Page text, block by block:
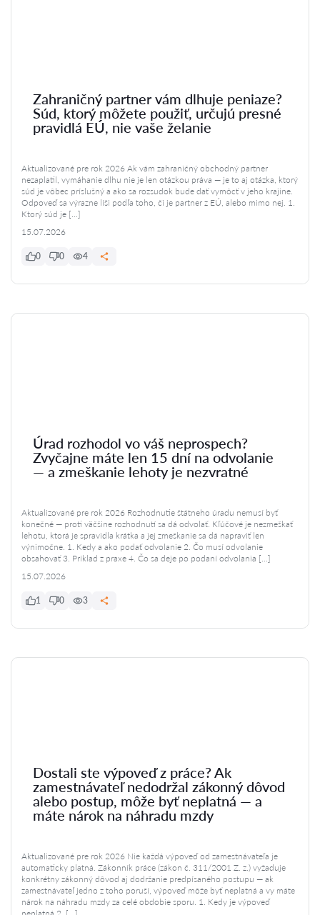
Zahraničný partner vám dlhuje peniaze?
Súd, ktorý môžete použiť, určujú presné
pravidlá EÚ, nie vaše želanie
Aktualizované pre rok 2026 Ak vám zahraničný obchodný partner
nezaplatil, vymáhanie dlhu nie je len otázkou práva — je to aj otázka, ktorý
súd je vôbec príslušný a ako sa rozsudok bude dať vymôcť v jeho krajine.
Odpoveď sa výrazne líši podľa toho, či je partner z EÚ, alebo mimo nej. 1.
Ktorý súd je […]
15.07.2026
0 0 4
Úrad rozhodol vo váš neprospech?
Zvyčajne máte len 15 dní na odvolanie
— a zmeškanie lehoty je nezvratné
Aktualizované pre rok 2026 Rozhodnutie štátneho úradu nemusí byť
konečné — proti väčšine rozhodnutí sa dá odvolať. Kľúčové je nezmeškať
lehotu, ktorá je spravidla krátka a jej zmeškanie sa dá napraviť len
výnimočne. 1. Kedy a ako podať odvolanie 2. Čo musí odvolanie
obsahovať 3. Príklad z praxe 4. Čo sa deje po podaní odvolania […]
15.07.2026
1 0 3
Dostali ste výpoveď z práce? Ak
zamestnávateľ nedodržal zákonný dôvod
alebo postup, môže byť neplatná — a
máte nárok na náhradu mzdy
Aktualizované pre rok 2026 Nie každá výpoveď od zamestnávateľa je
automaticky platná. Zákonník práce (zákon č. 311/2001 Z. z.) vyžaduje
konkrétny zákonný dôvod aj dodržanie predpísaného postupu — ak
zamestnávateľ jedno z toho poruší, výpoveď môže byť neplatná a vy máte
nárok na náhradu mzdy za celé obdobie sporu. 1. Kedy je výpoveď